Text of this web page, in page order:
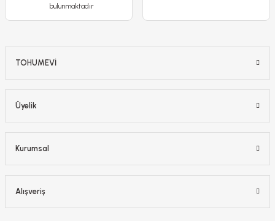
bulunmaktadır
TOHUMEVİ
Üyelik
Kurumsal
Alışveriş